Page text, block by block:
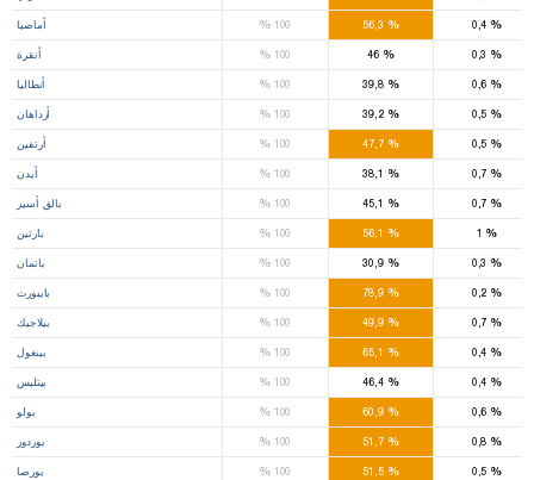
أماصيا %100 % %
أنقرة %100 % %
أنطاليا %100 %
39,8 %
أرداهان %100 %
39,2 %
أرتفين %100 %
47,7 %
أيدن %100 % %
بالق أسير %100 % %
بارتين %100 % %
باتمان %100 %
30,9 %
بايبورت %100 %
78,9 %
بيلاجيك %100 %
49,9 %
بينغول %100 % %
بيتليس %100 %
46,4 %
بولو %100 %
60,9 %
بوردور %100 %
51,7 %
بورصا %100 %
51,5 %